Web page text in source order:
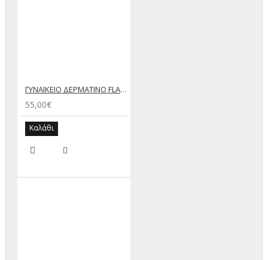
ΓΥΝΑΙΚΕΙΟ ΔΕΡΜΑΤΙΝΟ FLAT ΣΑΝΔΑΛΙ ΑΣΗΜΙ ΑΙΓΛΗ
55,00€
Καλάθι